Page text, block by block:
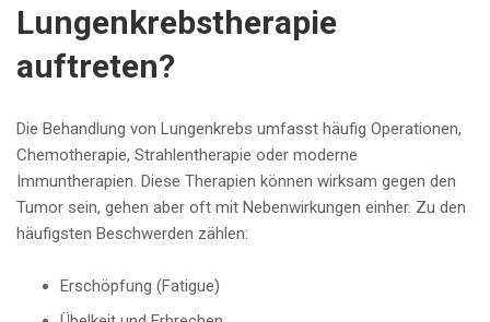
Lungenkrebstherapie
auftreten?
Die Behandlung von Lungenkrebs umfasst häufig Operationen,
Chemotherapie, Strahlentherapie oder moderne
Immuntherapien. Diese Therapien können wirksam gegen den
Tumor sein, gehen aber oft mit Nebenwirkungen einher. Zu den
häufigsten Beschwerden zählen:
Erschöpfung (Fatigue)